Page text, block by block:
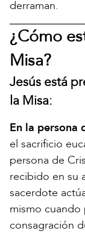
derraman.
¿Cómo
Misa?
Jesús está
la Misa:
En la persona
el sacrificio
persona de
recibido en su
sacerdote
mismo cuando
consagración